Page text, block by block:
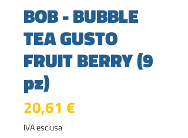
BOB - BUBBLE
TEA GUSTO
FRUIT BERRY (9
pz)
20,61 €
IVA esclusa